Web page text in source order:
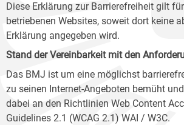
Diese Erklärung zur Barrierefreiheit gilt
betriebenen Websites, soweit dort keine
Erklärung angegeben wird.
Stand der Vereinbarkeit mit den
Das BMJ ist um eine möglichst
zu seinen Internet-Angeboten bemüht
dabei an den Richtlinien Web Content
Guidelines 2.1 (WCAG 2.1) WAI / W3C.